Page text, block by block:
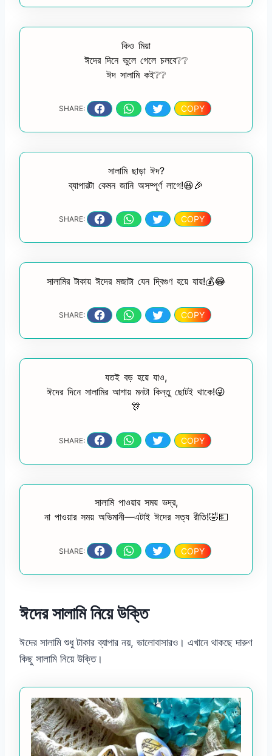
কিও মিয়া
ঈদের দিনে ভুলে গেলে চলবে❔❔
ঈদ সালামি কই❔❔
SHARE: COPY
সালামি ছাড়া ঈদ?
ব্যাপারটা কেমন জানি অসম্পূর্ণ লাগে!😆🎉
SHARE: COPY
সালামির টাকায় ঈদের মজাটা যেন দ্বিগুণ হয়ে যায়!💰😂
SHARE: COPY
যতই বড় হয়ে যাও,
ঈদের দিনে সালামির আশায় মনটা কিন্তু ছোটই থাকে!😜
🎊
SHARE: COPY
সালামি পাওয়ার সময় ভদ্র,
না পাওয়ার সময় অভিমানী—এটাই ঈদের সত্য রীতি!🤣💵
SHARE: COPY
ঈদের সালামি নিয়ে উক্তি
ঈদের সালামি শুধু টাকার ব্যাপার নয়, ভালোবাসারও। এখানে থাকছে দারুণ
কিছু সালামি নিয়ে উক্তি।